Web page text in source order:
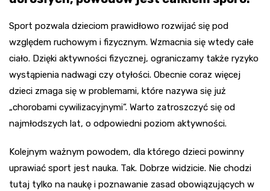
Sport pozwala dzieciom prawidłowo rozwijać się pod
względem ruchowym i fizycznym. Wzmacnia się wtedy całe
ciało. Dzięki aktywności fizycznej, ograniczamy także ryzyko
wystąpienia nadwagi czy otyłości. Obecnie coraz więcej
dzieci zmaga się w problemami, które nazywa się już
„chorobami cywilizacyjnymi”. Warto zatroszczyć się od
najmłodszych lat, o odpowiedni poziom aktywności.
Kolejnym ważnym powodem, dla którego dzieci powinny
uprawiać sport jest nauka. Tak. Dobrze widzicie. Nie chodzi
tutaj tylko na naukę i poznawanie zasad obowiązujących w